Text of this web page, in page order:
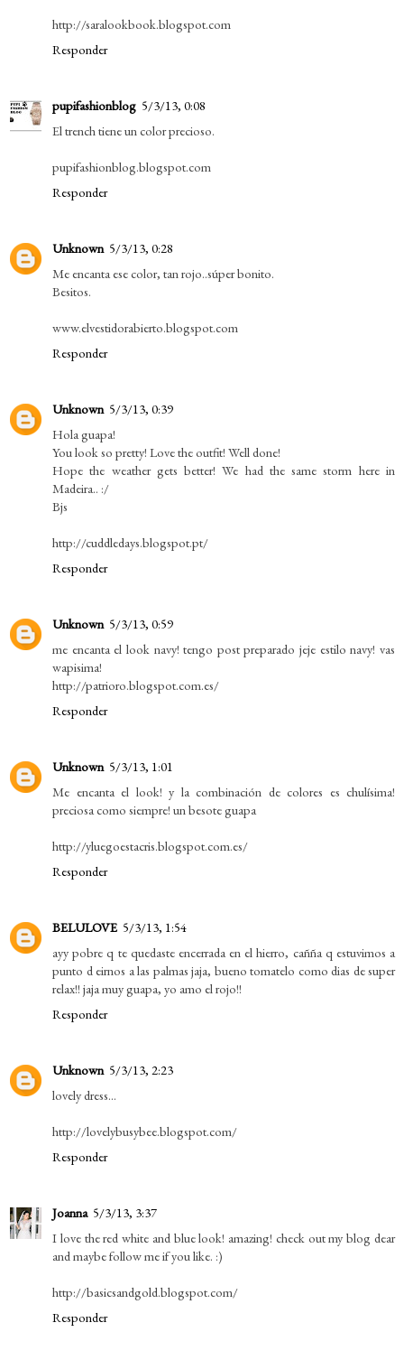
http://saralookbook.blogspot.com
Responder
pupifashionblog 5/3/13, 0:08
El trench tiene un color precioso.
pupifashionblog.blogspot.com
Responder
Unknown 5/3/13, 0:28
Me encanta ese color, tan rojo..súper bonito.
Besitos.
www.elvestidorabierto.blogspot.com
Responder
Unknown 5/3/13, 0:39
Hola guapa!
You look so pretty! Love the outfit! Well done!
Hope the weather gets better! We had the same storm here in
Madeira.. :/
Bjs
http://cuddledays.blogspot.pt/
Responder
Unknown 5/3/13, 0:59
me encanta el look navy! tengo post preparado jeje estilo navy! vas
wapisima!
http://patrioro.blogspot.com.es/
Responder
Unknown 5/3/13, 1:01
Me encanta el look! y la combinación de colores es chulísima!
preciosa como siempre! un besote guapa
http://yluegoestacris.blogspot.com.es/
Responder
BELULOVE 5/3/13, 1:54
ayy pobre q te quedaste encerrada en el hierro, cañña q estuvimos a
punto d eirnos a las palmas jaja, bueno tomatelo como dias de super
relax!! jaja muy guapa, yo amo el rojo!!
Responder
Unknown 5/3/13, 2:23
lovely dress...
http://lovelybusybee.blogspot.com/
Responder
Joanna 5/3/13, 3:37
I love the red white and blue look! amazing! check out my blog dear
and maybe follow me if you like. :)
http://basicsandgold.blogspot.com/
Responder